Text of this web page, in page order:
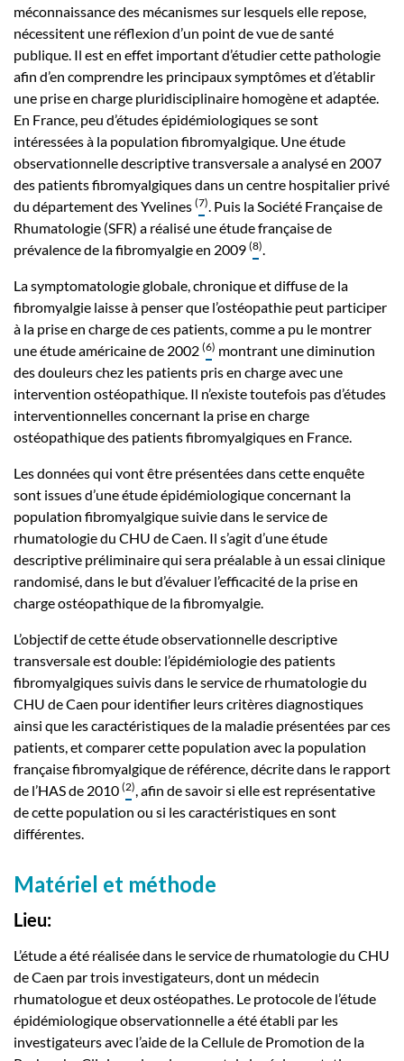
méconnaissance des mécanismes sur lesquels elle repose,
nécessitent une réflexion d’un point de vue de santé
publique. Il est en effet important d’étudier cette pathologie
afin d’en comprendre les principaux symptômes et d’établir
une prise en charge pluridisciplinaire homogène et adaptée.
En France, peu d’études épidémiologiques se sont
intéressées à la population fibromyalgique. Une étude
observationnelle descriptive transversale a analysé en 2007
des patients fibromyalgiques dans un centre hospitalier privé
du département des Yvelines (7). Puis la Société Française de
Rhumatologie (SFR) a réalisé une étude française de
prévalence de la fibromyalgie en 2009 (8).
La symptomatologie globale, chronique et diffuse de la
fibromyalgie laisse à penser que l’ostéopathie peut participer
à la prise en charge de ces patients, comme a pu le montrer
une étude américaine de 2002 (6) montrant une diminution
des douleurs chez les patients pris en charge avec une
intervention ostéopathique. Il n’existe toutefois pas d’études
interventionnelles concernant la prise en charge
ostéopathique des patients fibromyalgiques en France.
Les données qui vont être présentées dans cette enquête
sont issues d’une étude épidémiologique concernant la
population fibromyalgique suivie dans le service de
rhumatologie du CHU de Caen. Il s’agit d’une étude
descriptive préliminaire qui sera préalable à un essai clinique
randomisé, dans le but d’évaluer l’efficacité de la prise en
charge ostéopathique de la fibromyalgie.
L’objectif de cette étude observationnelle descriptive
transversale est double: l’épidémiologie des patients
fibromyalgiques suivis dans le service de rhumatologie du
CHU de Caen pour identifier leurs critères diagnostiques
ainsi que les caractéristiques de la maladie présentées par ces
patients, et comparer cette population avec la population
française fibromyalgique de référence, décrite dans le rapport
de l’HAS de 2010 (2), afin de savoir si elle est représentative
de cette population ou si les caractéristiques en sont
différentes.
Matériel et méthode
Lieu:
L’étude a été réalisée dans le service de rhumatologie du CHU
de Caen par trois investigateurs, dont un médecin
rhumatologue et deux ostéopathes. Le protocole de l’étude
épidémiologique observationnelle a été établi par les
investigateurs avec l’aide de la Cellule de Promotion de la